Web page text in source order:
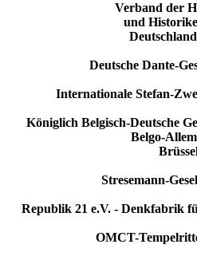
Verband der
und
Deutsche Dante-
Internationale Stefan-
Königlich Belgisch-Deutsche
Belgo-
Stresemann-
Republik 21 e.V. - Denkfabrik
OMCT-